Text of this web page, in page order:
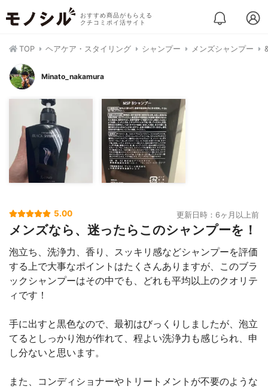
おすすめ商品がもらえる
クチコミポイ活サイト
TOP ヘアケア・スタイリング シャンプー メンズシャンプー
Minato_nakamura
5.00 更新日時：6ヶ月以上前
メンズなら、迷ったらこのシャンプーを！
泡立ち、洗浄力、香り、スッキリ感などシャンプーを評価
する上で大事なポイントはたくさんありますが、このブラ
ックシャンプーはその中でも、どれも平均以上のクオリテ
ィです！
手に出すと黒色なので、最初はびっくりしましたが、泡立
てるとしっかり泡が作れて、程よい洗浄力も感じられ、申
し分ないと思います。
また、コンディショナーやトリートメントが不要のような